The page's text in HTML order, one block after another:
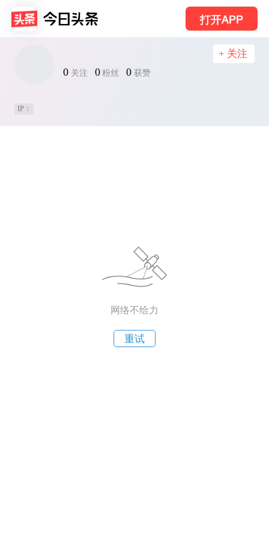
打开APP
0 关注 0 粉丝 0 获赞
+ 关注
IP：
网络不给力
重试